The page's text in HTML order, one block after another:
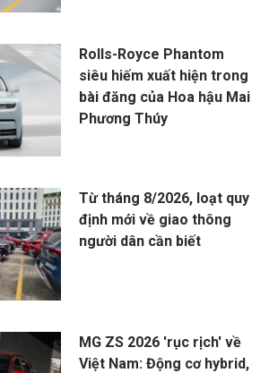
Rolls-Royce Phantom
siêu hiếm xuất hiện trong
bài đăng của Hoa hậu Mai
Phương Thúy
Từ tháng 8/2026, loạt quy
định mới về giao thông
người dân cần biết
MG ZS 2026 'rục rịch' về
Việt Nam: Động cơ hybrid,